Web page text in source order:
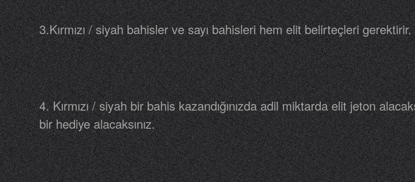
3.Kırmızı / siyah bahisler ve sayı bahisleri hem elit belirteçleri
4. Kırmızı / siyah bir bahis kazandığınızda adil miktarda elit jeton
bir hediye alacaksınız.